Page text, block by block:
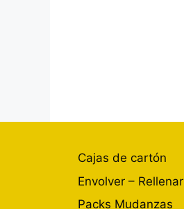
Cajas de cartón
Envolver – Rellenar
Packs Mudanzas